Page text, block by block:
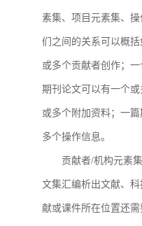
素集、项目元素集、
们之间的关系可以概
或多个贡献者创作；
期刊论文可以有一个
或多个附加资料；一
多个操作信息。
贡献者/机构元素
文集汇编析出文献、
献或课件所在位置还